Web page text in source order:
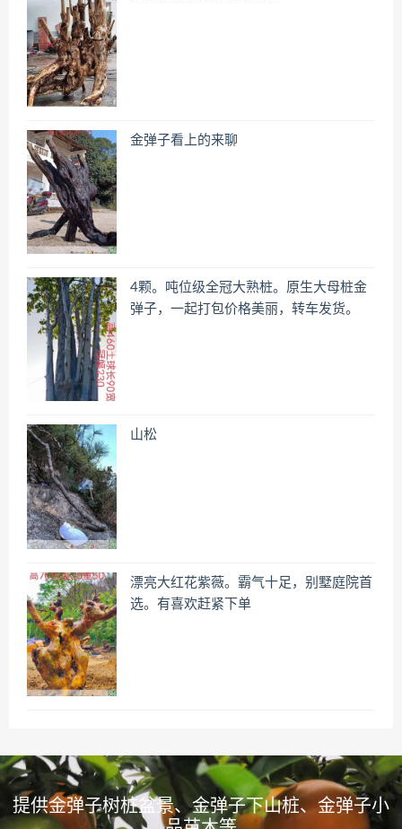
金弹子看上的来聊
4颗。吨位级全冠大熟桩。原生大母桩金
弹子，一起打包价格美丽，转车发货。
山松
漂亮大红花紫薇。霸气十足，别墅庭院首
选。有喜欢赶紧下单
提供金弹子树桩盆景、金弹子下山桩、金弹子小